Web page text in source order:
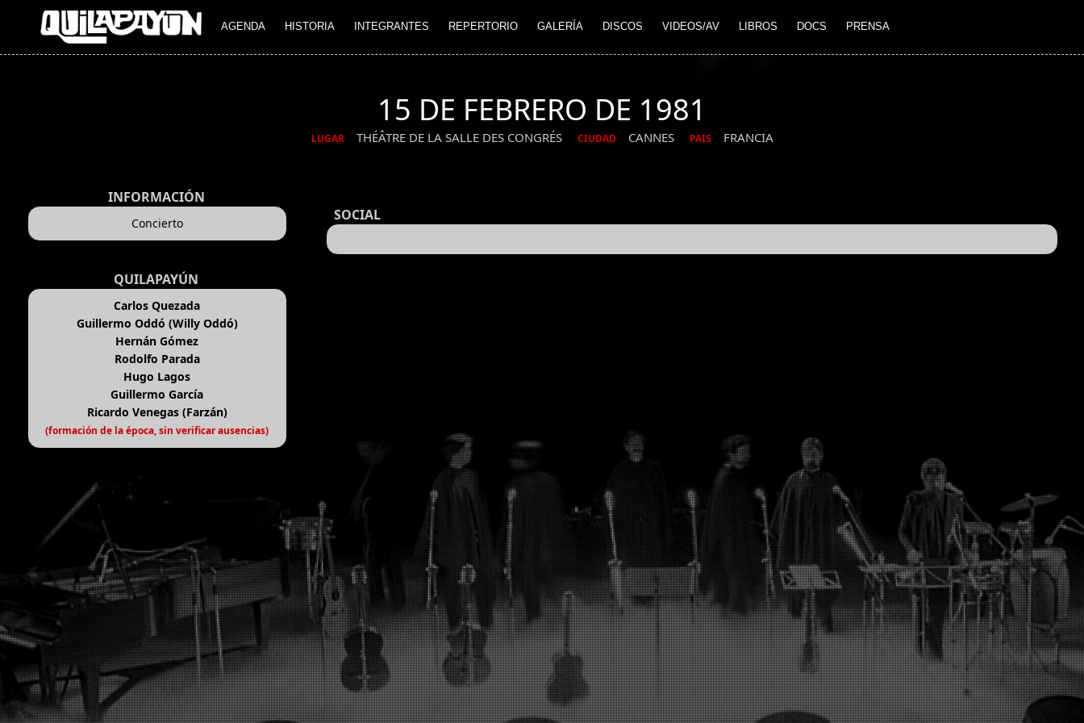
AGENDA HISTORIA INTEGRANTES REPERTORIO GALERÍA DISCOS VIDEOS/AV LIBROS DOCS PRENSA
15 DE FEBRERO DE 1981
LUGAR THÉÂTRE DE LA SALLE DES CONGRÉS CIUDAD CANNES PAIS FRANCIA
INFORMACIÓN
Concierto
QUILAPAYÚN
Carlos Quezada
Guillermo Oddó (Willy Oddó)
Hernán Gómez
Rodolfo Parada
Hugo Lagos
Guillermo García
Ricardo Venegas (Farzán)
(formación de la época, sin verificar ausencias)
SOCIAL